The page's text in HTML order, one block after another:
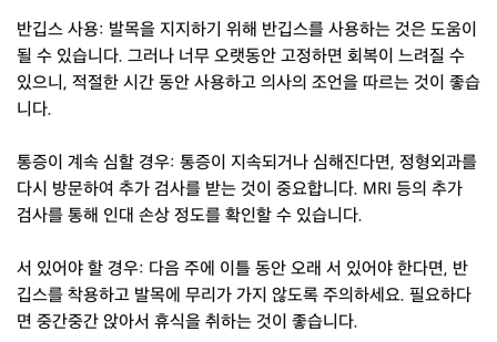
반깁스 사용: 발목을 지지하기 위해 반깁스를 사용하는 것은 도움이
될 수 있습니다. 그러나 너무 오랫동안 고정하면 회복이 느려질 수
있으니, 적절한 시간 동안 사용하고 의사의 조언을 따르는 것이 좋습
니다.
통증이 계속 심할 경우: 통증이 지속되거나 심해진다면, 정형외과를
다시 방문하여 추가 검사를 받는 것이 중요합니다. MRI 등의 추가
검사를 통해 인대 손상 정도를 확인할 수 있습니다.
서 있어야 할 경우: 다음 주에 이틀 동안 오래 서 있어야 한다면, 반
깁스를 착용하고 발목에 무리가 가지 않도록 주의하세요. 필요하다
면 중간중간 앉아서 휴식을 취하는 것이 좋습니다.